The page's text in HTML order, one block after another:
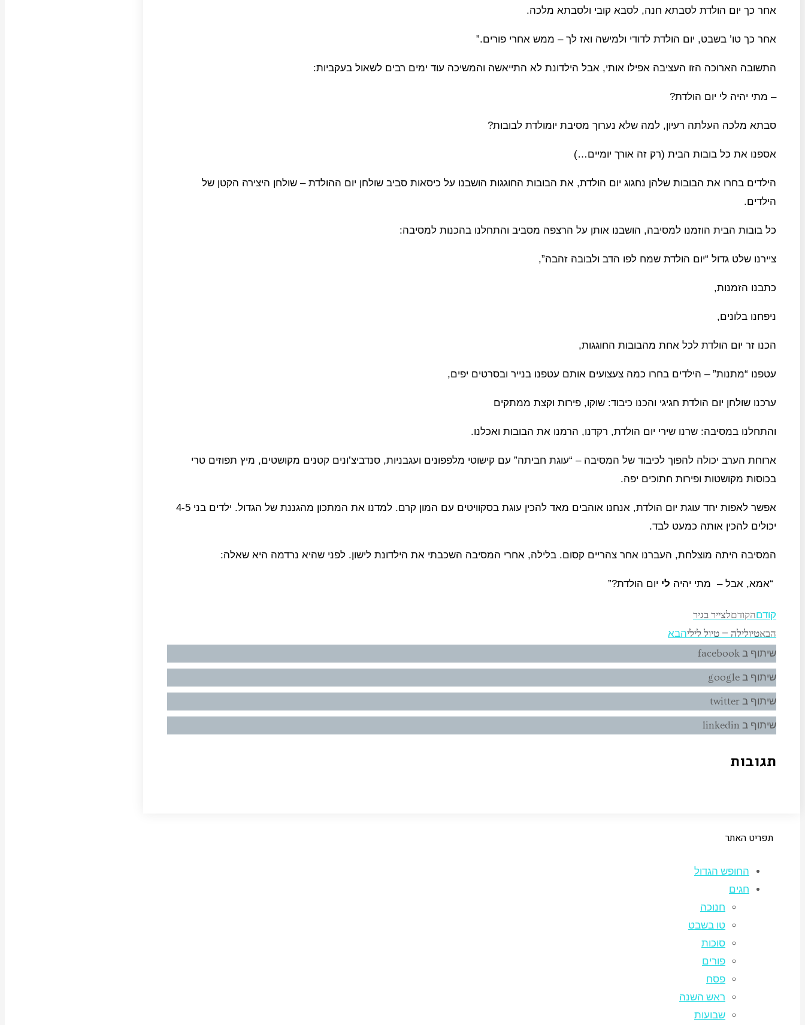
אחר כך יום הולדת לסבתא חנה, לסבא קובי ולסבתא מלכה.
אחר כך טו’ בשבט, יום הולדת לדודי ולמישה ואז לך – ממש אחרי פורים.”
התשובה הארוכה הזו העציבה אפילו אותי, אבל הילדונת לא התייאשה והמשיכה עוד ימים רבים לשאול בעקביות:
– מתי יהיה לי יום הולדת?
סבתא מלכה העלתה רעיון, למה שלא נערוך מסיבת יומולדת לבובות?
אספנו את כל בובות הבית (רק זה אורך יומיים…)
הילדים בחרו את הבובות שלהן נחגוג יום הולדת, את הבובות החוגגות הושבנו על כיסאות סביב שולחן יום ההולדת – שולחן היצירה הקטן של
הילדים.
כל בובות הבית הוזמנו למסיבה, הושבנו אותן על הרצפה מסביב והתחלנו בהכנות למסיבה:
ציירנו שלט גדול “יום הולדת שמח לפו הדב ולבובה זהבה”,
כתבנו הזמנות,
ניפחנו בלונים,
הכנו זר יום הולדת לכל אחת מהבובות החוגגות,
עטפנו “מתנות” – הילדים בחרו כמה צעצועים אותם עטפנו בנייר ובסרטים יפים,
ערכנו שולחן יום הולדת חגיגי והכנו כיבוד: שוקו, פירות וקצת ממתקים
והתחלנו במסיבה: שרנו שירי יום הולדת, רקדנו, הרמנו את הבובות ואכלנו.
ארוחת הערב יכולה להפוך לכיבוד של המסיבה – “עוגת חביתה” עם קישוטי מלפפונים ועגבניות, סנדביצ’ונים קטנים מקושטים, מיץ תפוזים טרי
בכוסות מקושטות ופירות חתוכים יפה.
אפשר לאפות יחד עוגת יום הולדת, אנחנו אוהבים מאד להכין עוגת בסקוויטים עם המון קרם. למדנו את המתכון מהגננת של הגדול. ילדים בני 4-5
יכולים להכין אותה כמעט לבד.
המסיבה היתה מוצלחת, העברנו אחר צהריים קסום. בלילה, אחרי המסיבה השכבתי את הילדונת לישון. לפני שהיא נרדמה היא שאלה:
“אמא, אבל – מתי יהיה לי יום הולדת?”
קודםהקודםלצייר בגיר
הבאטיולילה – טיול ליליהבא
שיתוף ב facebook
שיתוף ב google
שיתוף ב twitter
שיתוף ב linkedin
תגובות
תפריט האתר
החופש הגדול
חגים
חנוכה
טו בשבט
סוכות
פורים
פסח
ראש השנה
שבועות